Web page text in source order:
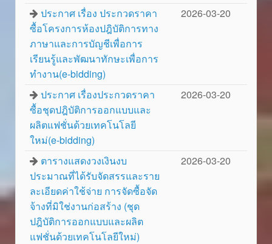
ประกาศ เรื่อง ประกวดราคา
ซื้อโครงการห้องปฎิบัติการทาง
ภาษาและการบัญชีเพื่อการ
เรียนรู้และพัฒนาทักษะเพื่อการ
ทำงาน(e-bidding)
2026-03-20
ประกาศ เรื่องประกวดราคา
ซื้อชุดปฎิบัติการออกแบบและ
ผลิตแฟชั่นด้วยเทคโนโลยี
ใหม่(e-bidding)
2026-03-20
ตารางแสดงวงเงินงบ
ประมาณที่ได้รับจัดสรรและราย
ละเอียดค่าใช้จ่าย การจัดซื้อจัด
จ้างที่มิใช่งานก่อสร้าง (ชุด
ปฎิบัติการออกแบบและผลิต
แฟชั่นด้วยเทคโนโลยีใหม่)
2026-03-20